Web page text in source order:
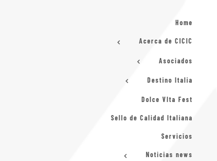
Home
Acerca de CICIC
Asociados
Destino Italia
Dolce VIta Fest
Sello de Calidad Italiana
Servicios
Noticias news